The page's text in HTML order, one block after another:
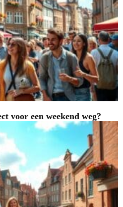
voor een weekend weg?